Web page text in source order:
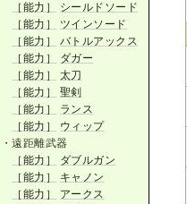
［能力］
シールドソード
［能力］
ツインソード
［能力］
バトルアックス
［能力］
ダガー
［能力］
太刀
［能力］
聖剣
［能力］
ランス
［能力］
ウィップ
・遠距離武器
［能力］
ダブルガン
［能力］
キャノン
［能力］
アークス